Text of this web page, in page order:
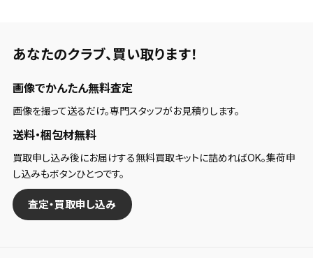
あなたのクラブ、 買い取ります！
画像でかんたん無料査定
画像を撮って送るだけ。専門スタッフがお見積りします。
送料・梱包材無料
買取申し込み後にお届けする無料買取キットに詰めればOK。集荷申
し込みもボタンひとつです。
査定・買取申し込み